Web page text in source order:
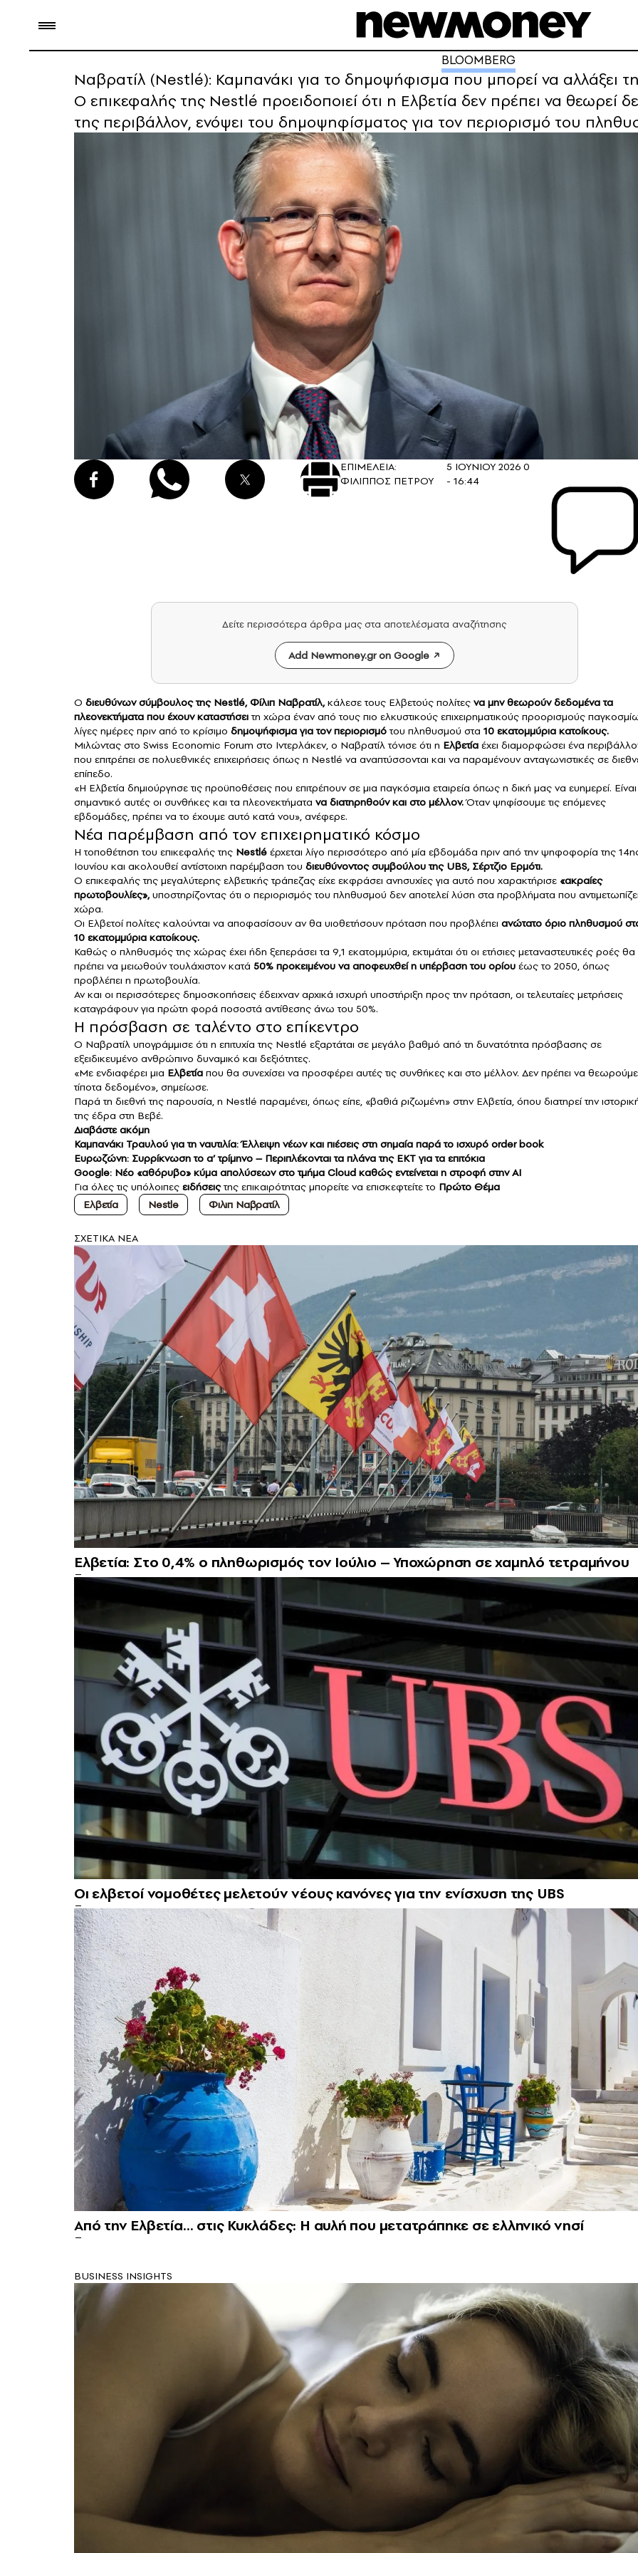
BLOOMBERG
Ναβρατίλ (Nestlé): Καμπανάκι για το δημοψήφισμα που μπορεί να αλλάξει
Ο επικεφαλής της Nestlé προειδοποιεί ότι η Ελβετία δεν πρέπει να θεωρεί
της περιβάλλον, ενόψει του δημοψηφίσματος για τον περιορισμό του
ΕΠΙΜΕΛΕΙΑ:
ΦΙΛΙΠΠΟΣ ΠΕΤΡΟΥ
5 ΙΟΥΝΙΟΥ 2026
- 16:44
0
Δείτε περισσότερα άρθρα μας στα αποτελέσματα αναζήτησης
Add Newmoney.gr on Google
Ο διευθύνων σύμβουλος της Nestlé, Φίλιπ Ναβρατίλ,κάλεσε τους Ελβετούς πολίτες να μην θεωρούν δεδομένα τα
πλεονεκτήματα που έχουν καταστήσειτη χώρα έναν από τους πιο ελκυστικούς επιχειρηματικούς προορισμούς
λίγες ημέρες πριν από το κρίσιμο δημοψήφισμα για τον περιορισμότου πληθυσμού στα 10 εκατομμύρια κατοίκους.
Μιλώντας στο Swiss Economic Forum στο Ιντερλάκεν, ο Ναβρατίλ τόνισε ότι η Ελβετία έχει διαμορφώσει ένα
που επιτρέπει σε πολυεθνικές επιχειρήσεις όπως η Nestlé να αναπτύσσονται και να παραμένουν ανταγωνιστικές σε
επίπεδο.
«Η Ελβετία δημιούργησε τις προϋποθέσεις που επιτρέπουν σε μια παγκόσμια εταιρεία όπως η δική μας να ευημερεί. Είναι
σημαντικό αυτές οι συνθήκες και τα πλεονεκτήματα να διατηρηθούν και στο μέλλον.Όταν ψηφίσουμε τις επόμενες
εβδομάδες, πρέπει να το έχουμε αυτό κατά νου», ανέφερε.
Νέα παρέμβαση από τον επιχειρηματικό κόσμο
Η τοποθέτηση του επικεφαλής της Nestlé έρχεται λίγο περισσότερο από μία εβδομάδα πριν από την ψηφοφορία της
Ιουνίου και ακολουθεί αντίστοιχη παρέμβαση του διευθύνοντος συμβούλου της UBS, Σέρτζιο Ερμότι.
Ο επικεφαλής της μεγαλύτερης ελβετικής τράπεζας είχε εκφράσει ανησυχίες για αυτό που χαρακτήρισε «ακραίες
πρωτοβουλίες»,υποστηρίζοντας ότι ο περιορισμός του πληθυσμού δεν αποτελεί λύση στα προβλήματα που
χώρα.
Οι Ελβετοί πολίτες καλούνται να αποφασίσουν αν θα υιοθετήσουν πρόταση που προβλέπει ανώτατο όριο πληθυσμού
10 εκατομμύρια κατοίκους.
Καθώς ο πληθυσμός της χώρας έχει ήδη ξεπεράσει τα 9,1 εκατομμύρια, εκτιμάται ότι οι ετήσιες μεταναστευτικές ροές θα
πρέπει να μειωθούν τουλάχιστον κατά 50% προκειμένου να αποφευχθεί η υπέρβαση του ορίου έως το 2050, όπως
προβλέπει η πρωτοβουλία.
Αν και οι περισσότερες δημοσκοπήσεις έδειχναν αρχικά ισχυρή υποστήριξη προς την πρόταση, οι τελευταίες μετρήσεις
καταγράφουν για πρώτη φορά ποσοστά αντίθεσης άνω του 50%.
Η πρόσβαση σε ταλέντο στο επίκεντρο
Ο Ναβρατίλ υπογράμμισε ότι η επιτυχία της Nestlé εξαρτάται σε μεγάλο βαθμό από τη δυνατότητα πρόσβασης σε
εξειδικευμένο ανθρώπινο δυναμικό και δεξιότητες.
«Με ενδιαφέρει μια Ελβετία που θα συνεχίσει να προσφέρει αυτές τις συνθήκες και στο μέλλον. Δεν πρέπει να θεωρούμε
τίποτα δεδομένο», σημείωσε.
Παρά τη διεθνή της παρουσία, η Nestlé παραμένει, όπως είπε, «βαθιά ριζωμένη» στην Ελβετία, όπου διατηρεί την
της έδρα στη Βεβέ.
Διαβάστε ακόμη
Καμπανάκι Τραυλού για τη ναυτιλία: Έλλειψη νέων και πιέσεις στη σημαία παρά το ισχυρό order book
Ευρωζώνη: Συρρίκνωση το α’ τρίμηνο – Περιπλέκονται τα πλάνα της ΕΚΤ για τα επιτόκια
Google: Νέο «αθόρυβο» κύμα απολύσεων στο τμήμα Cloud καθώς εντείνεται η στροφή στην ΑΙ
Για όλες τις υπόλοιπες ειδήσειςτης επικαιρότητας μπορείτε να επισκεφτείτε το Πρώτο Θέμα
Ελβετία
Nestle Φιλιπ Ναβρατίλ
ΣXETIKA NEA
Ελβετία: Στο 0,4% ο πληθωρισμός τον Ιούλιο – Υποχώρηση σε χαμηλό τετραμήνου
Οι ελβετοί νομοθέτες μελετούν νέους κανόνες για την ενίσχυση της UBS
Από την Ελβετία… στις Κυκλάδες: Η αυλή που μετατράπηκε σε ελληνικό νησί
BUSINESS INSIGHTS